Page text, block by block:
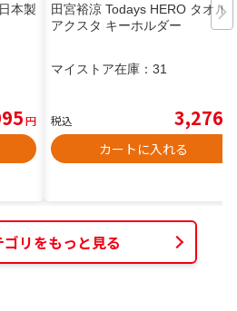
本製
円
田宮裕涼 Todays HERO タオル
アクスタ キーホルダー
マイストア在庫： 31
税込 3,276
カートに入れる
ゴリをもっと見る